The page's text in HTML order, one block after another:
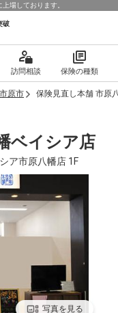
場しております。
破
訪問相談 保険の種類
市原市 保険見直し本舗 市原
ベイシア店
ア市原八幡店 1F
写真を見る